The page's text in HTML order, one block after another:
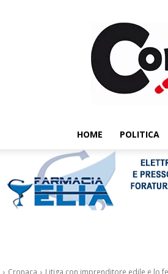
HOME POLITICA
Cronaca Litiga con imprenditore edile e lo